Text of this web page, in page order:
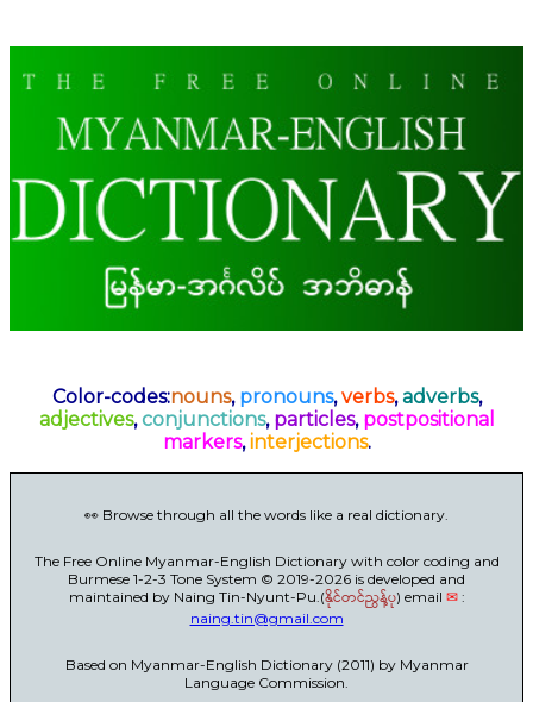
Color-codes:nouns, pronouns,verbs,adverbs,
adjectives,conjunctions, particles, postpositional
markers,interjections.
👀 Browse through all the words like a real dictionary.
The Free Online Myanmar-English Dictionary with color coding and
Burmese 1-2-3 Tone System © 2019-2026 is developed and
maintained by Naing Tin-Nyunt-Pu.(နိုင်တင်ညွန့်ပု) email ✉:
naing.tin@gmail.com
Based on Myanmar-English Dictionary (2011) by Myanmar
Language Commission.